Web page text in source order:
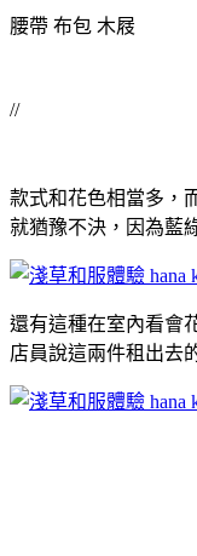
腰帶 布包 木屐
//
款式和花色相當多，
就猶豫不決，因為藍
還有這種在室內看會
店員說這兩件租出去